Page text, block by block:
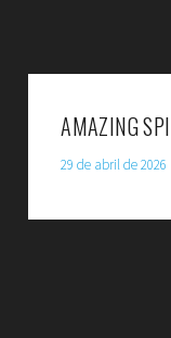
AMAZING
29 de abril de 2026